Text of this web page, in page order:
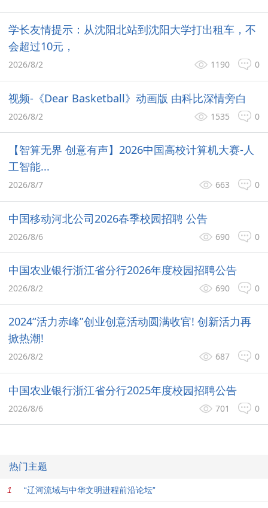
学长友情提示：从沈阳北站到沈阳大学打出租车，不
会超过10元，
0
1190
2026/8/2
视频-《Dear Basketball》动画版 由科比深情旁白
0
1535
2026/8/2
【智算无界 创意有声】2026中国高校计算机大赛-人
工智能...
0
663
2026/8/7
中国移动河北公司2026春季校园招聘 公告
0
690
2026/8/6
中国农业银行浙江省分行2026年度校园招聘公告
0
690
2026/8/2
2024“活力赤峰”创业创意活动圆满收官! 创新活力再
掀热潮!
0
687
2026/8/2
中国农业银行浙江省分行2025年度校园招聘公告
0
701
2026/8/6
热门主题
“辽河流域与中华文明进程前沿论坛”